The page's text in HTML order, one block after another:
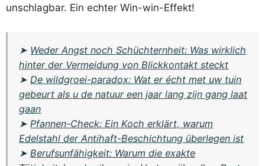
unschlagbar. Ein echter Win-win-Effekt!
➤ Weder Angst noch Schüchternheit: Was wirklich
hinter der Vermeidung von Blickkontakt steckt
➤ De wildgroei-paradox: Wat er écht met uw tuin
gebeurt als u de natuur een jaar lang zijn gang laat
gaan
➤ Pfannen-Check: Ein Koch erklärt, warum
Edelstahl der Antihaft-Beschichtung überlegen ist
➤ Berufsunfähigkeit: Warum die exakte